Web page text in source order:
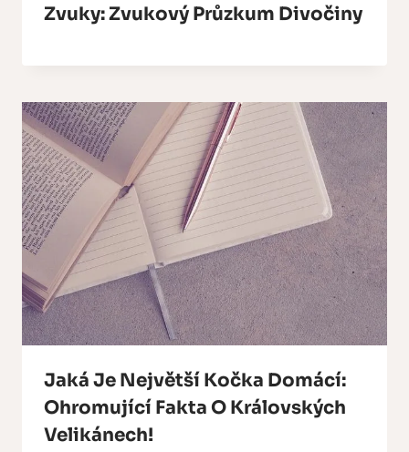
Zvuky: Zvukový Průzkum Divočiny
Jaká Je Největší Kočka Domácí:
Ohromující Fakta O Královských
Velikánech!